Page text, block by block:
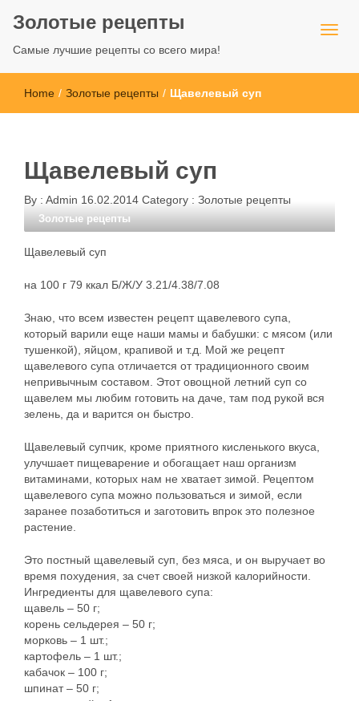
Золотые рецепты
Самые лучшие рецепты со всего мира!
Home / Золотые рецепты / Щавелевый суп
Щавелевый суп
By : Admin 16.02.2014 Category : Золотые рецепты
Золотые рецепты
Щавелевый суп
на 100 г 79 ккал Б/Ж/У 3.21/4.38/7.08
Знаю, что всем известен рецепт щавелевого супа,
который варили еще наши мамы и бабушки: с мясом (или
тушенкой), яйцом, крапивой и т.д. Мой же рецепт
щавелевого супа отличается от традиционного своим
непривычным составом. Этот овощной летний суп со
щавелем мы любим готовить на даче, там под рукой вся
зелень, да и варится он быстро.
Щавелевый супчик, кроме приятного кисленького вкуса,
улучшает пищеварение и обогащает наш организм
витаминами, которых нам не хватает зимой. Рецептом
щавелевого супа можно пользоваться и зимой, если
заранее позаботиться и заготовить впрок это полезное
растение.
Это постный щавелевый суп, без мяса, и он выручает во
время похудения, за счет своей низкой калорийности.
Ингредиенты для щавелевого супа:
щавель – 50 г;
корень сельдерея – 50 г;
морковь – 1 шт.;
картофель – 1 шт.;
кабачок – 100 г;
шпинат – 50 г;